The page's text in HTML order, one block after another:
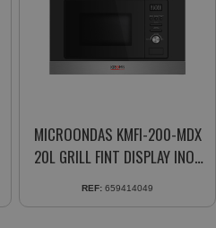
MICROONDAS KMFI-200-MDX
20L GRILL FINT DISPLAY INOX
BK
REF: 659414049